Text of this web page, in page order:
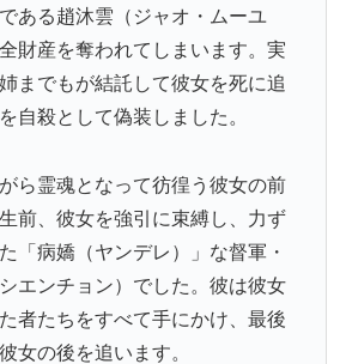
ある趙沐雲（ジャオ・ムーユ
財産を奪われてしまいます。実
までもが結託して彼女を死に追
自殺として偽装しました。
ら霊魂となって彷徨う彼女の前
前、彼女を強引に束縛し、力ず
「病嬌（ヤンデレ）」な督軍・
エンチョン）でした。彼は彼女
者たちをすべて手にかけ、最後
女の後を追います。